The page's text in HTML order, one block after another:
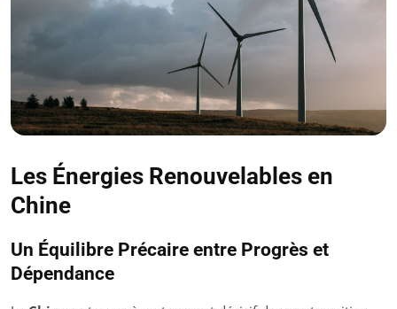
Les Énergies Renouvelables en
Chine
Un Équilibre Précaire entre Progrès et
Dépendance